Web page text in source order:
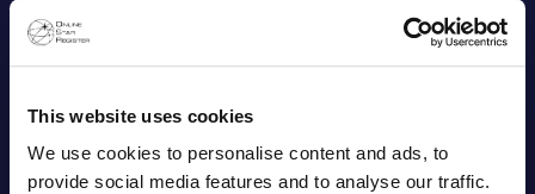
This website uses cookies
We use cookies to personalise content and ads, to
provide social media features and to analyse our traffic.
Lütfen sipariş onayı e-postasında size gönderilmiş olan kişisel
e-posta adresi ve parolanızla giriş yapın.